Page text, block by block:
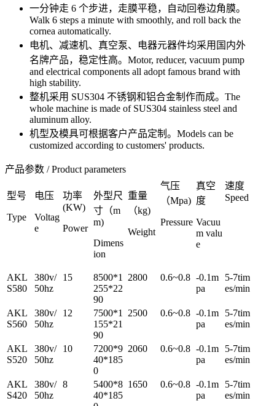
一分钟走 6 个步进，走膜平稳，自动回卷边角膜。
Walk 6 steps a minute with smoothly, and roll back the
cornea automatically.
电机、减速机、真空泵、电器元器件均采用国内外
名牌产品，稳定性高。Motor, reducer, vacuum pump
and electrical components all adopt famous brand with
high stability.
整机采用 SUS304 不锈钢和铝合金制作而成。The
whole machine is made of SUS304 stainless steel and
aluminum alloy.
机型及模具可根据客户产品定制。Models can be
customized according to customers' products.
产品参数 / Product parameters
型号
Type
电压
Voltag
e
功率
(KW)
Power
外型尺
寸（m
m)
Dimens
ion
重量
（kg)
Weight
气压
（Mpa)
Pressure
真空
度
Vacuu
m valu
e
速度
Speed
AKL
S580
380v/
50hz
15
8500*1
255*22
90
2800 0.6~0.8 -0.1m
pa
5-7tim
es/min
AKL
S560
380v/
50hz
12
7500*1
155*21
90
2500 0.6~0.8 -0.1m
pa
5-7tim
es/min
AKL
S520
380v/
50hz
10
7200*9
40*185
0
2060 0.6~0.8 -0.1m
pa
5-7tim
es/min
AKL
S420
380v/
50hz
8
5400*8
40*185
1650 0.6~0.8 -0.1m
pa
5-7tim
es/min